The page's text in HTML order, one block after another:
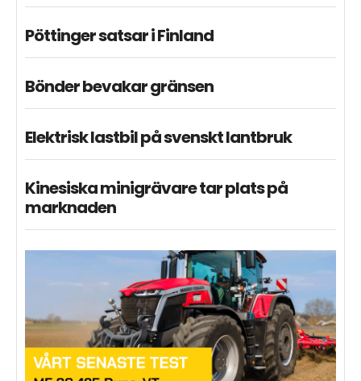
Pöttinger satsar i Finland
Bönder bevakar gränsen
Elektrisk lastbil på svenskt lantbruk
Kinesiska minigrävare tar plats på
marknaden